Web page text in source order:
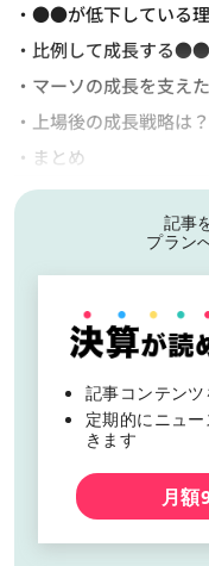
・●●が低下している
・比例して成長する
・マーソの成長を支え
・上場後の成長戦略は？
・まとめ
記事
プラン
記事コンテン
定期的にニュ
きます
月額